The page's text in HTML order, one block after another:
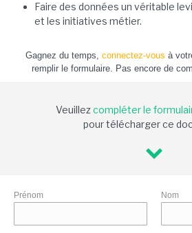
Faire des données un véritable
et les initiatives métier.
Gagnez du temps, connectez-vous à
remplir le formulaire. Pas encore de
Veuillezcompléter le
pour télécharger ce
Prénom Nom